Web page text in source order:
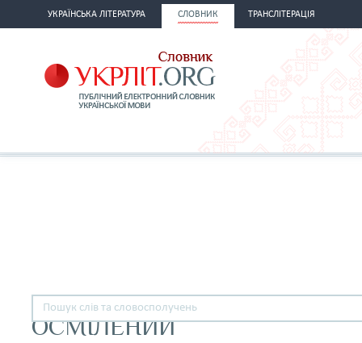
УКРАЇНСЬКА ЛІТЕРАТУРА СЛОВНИК ТРАНСЛІТЕРАЦІЯ
ОСМІЛЕНИЙ